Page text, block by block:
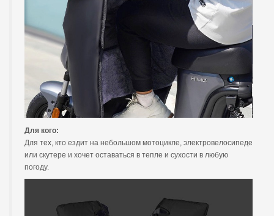
Для кого:
Для тех, кто ездит на небольшом мотоцикле, электровелосипеде
или скутере и хочет оставаться в тепле и сухости в любую
погоду.